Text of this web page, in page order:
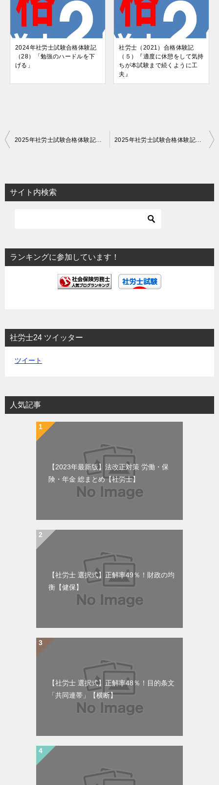
2024年社労士試験合格体験記
（28）「勉強のハードルを下
げる」
社労士（2021）合格体験記
（５）『適度に休憩をして気持
ちが本試験まで続くように工
夫』
投
ビ
ゲ
ョ
ン
サイト内検索
ランキングに参加しています！
社労士24 ツイッター
ツイート
人気記事
【2023年最新版】法改正対策 労働・保
険・年金 総まとめ【社労士】
【社労士 選択式】正解率49％！財政の均
衡【健保】
【社労士 選択式】正解率48％！目的条文
「共同連帯」【横断】